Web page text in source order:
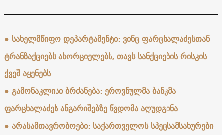
● სახელმწიფო დეპარტამენტი: ვინც ფარცხალაძესთან
ტრანზაქციებს ახორციელებს, თავს სანქციების რისკის
ქვეშ აყენებს
● გამონაკლისი ბრძანება: ეროვნულმა ბანკმა
ფარცხალაძეს ანგარიშებზე წვდომა აღუდგინა
● არასამთავრობოები: საქართველოს სპეცსამსახურები